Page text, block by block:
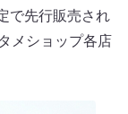
で先行販売され
メショップ各店